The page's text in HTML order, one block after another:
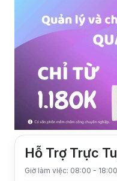
Hỗ Trợ Trực
Giờ làm việc: 08:00 -